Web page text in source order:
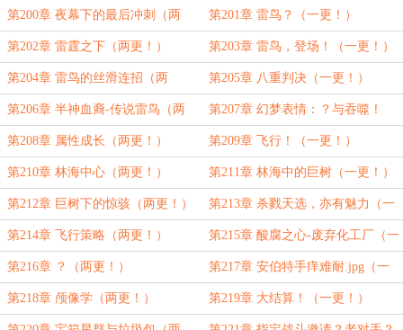
更！） 更！）
第200章 夜幕下的最后冲刺（两
更！）
第201章 雷鸟？（一更！）
第202章 雷霆之下（两更！） 第203章 雷鸟，登场！（一更！）
第204章 雷鸟的丝滑连招（两
更！）
第205章 八重判决（一更！）
第206章 半神血裔-传说雷鸟（两
更！）
第207章 幻梦表情：？与吞噬！
（一更！）
第208章 属性成长（两更！） 第209章 飞行！（一更！）
第210章 林海中心（两更！） 第211章 林海中的巨树（一更！）
第212章 巨树下的惊骇（两更！） 第213章 杀戮天选，亦有魅力（一
更！）
第214章 飞行策略（两更！） 第215章 酸腐之心-废弃化工厂（一
更！）
第216章 ？（两更！） 第217章 安伯特手痒难耐.jpg（一
更！）
第218章 颅像学（两更！） 第219章 大结算！（一更！）